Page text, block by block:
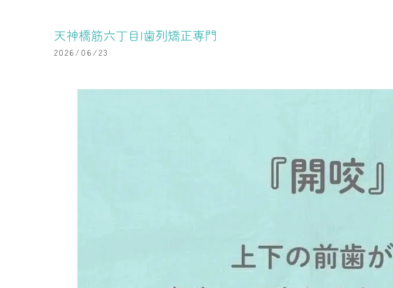
天神橋筋六丁目|歯列矯正専門
2026/06/23